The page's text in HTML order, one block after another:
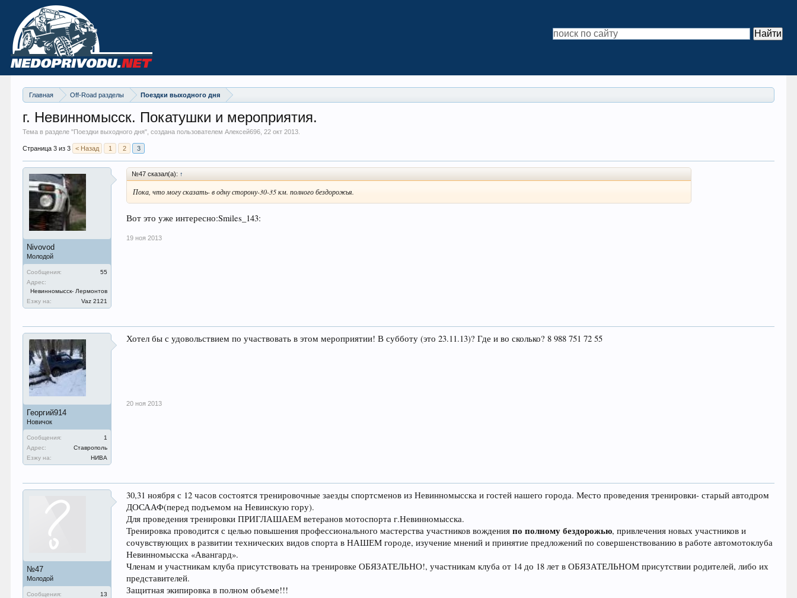
Главная Off-Road разделы Поездки выходного дня
г. Невинномысск. Покатушки и мероприятия.
Тема в разделе "Поездки выходного дня", создана пользователем Алексей696,22 окт 2013
Страница 3 из 3 < Назад 1 2 3
Nivovod
Молодой
Сообщения:
55
Адрес:
Невинномысск- Лермонтов
Езжу на:
Vaz 2121
№47 сказал(а): ↑
Пока, что могу сказать- в одну сторону-30-35 км. полного бездорожья.
Вот это уже интересно:Smiles_143:
19 ноя 2013
Георгий914
Новичок
Сообщения:
1
Адрес:
Ставрополь
Езжу на:
НИВА
Хотел бы с удовольствием по участвовать в этом мероприятии! В субботу (это 23.11.13)? Где и во сколько? 8 988 751 72 55
20 ноя 2013
№47
Молодой
Сообщения:
13
30,31 ноября с 12 часов состоятся тренировочные заезды спортсменов из Невинномысска и гостей нашего города. Место проведения тренировки- старый автодром
ДОСААФ(перед подъемом на Невинскую гору).
Для проведения тренировки ПРИГЛАШАЕМ ветеранов мотоспорта г.Невинномысска.
Тренировка проводится с целью повышения профессионального мастерства участников вожденияпо полному бездорожью, привлечения новых участников и
сочувствующих в развитии технических видов спорта в НАШЕМ городе, изучение мнений и принятие предложений по совершенствованию в работе автомотоклуба
Невинномысска «Авангард».
Членам и участникам клуба присутствовать на тренировке ОБЯЗАТЕЛЬНО!, участникам клуба от 14 до 18 лет в ОБЯЗАТЕЛЬНОМ присутствии родителей, либо их
представителей.
Защитная экипировка в полном объеме!!!